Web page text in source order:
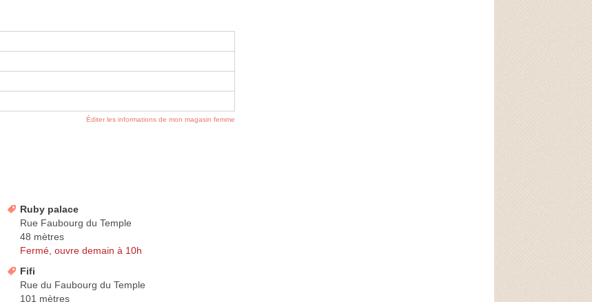
Éditer les informations de mon magasin femme
Ruby palace
Rue Faubourg du Temple
48 mètres
Fermé, ouvre demain à 10h
Fifi
Rue du Faubourg du Temple
101 mètres